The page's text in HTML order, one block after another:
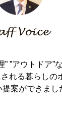
”アウトドア”
れる暮らしの
案ができまし